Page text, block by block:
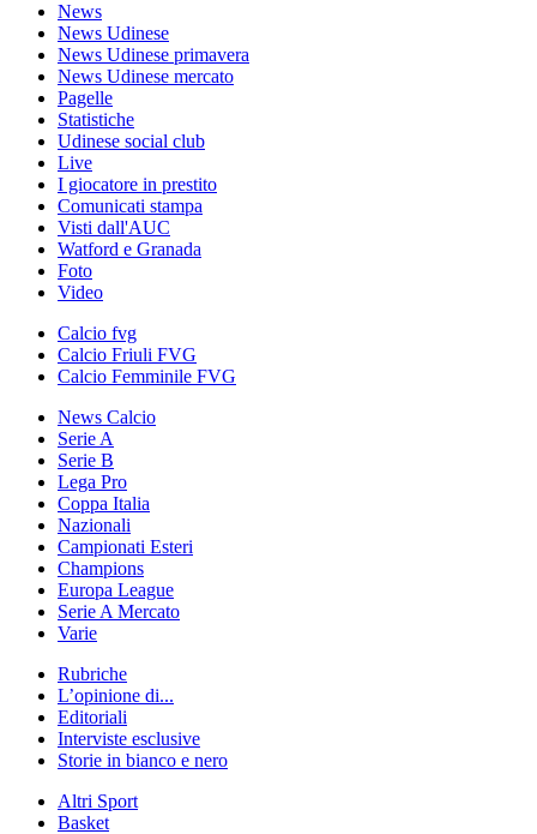
News
News Udinese
News Udinese primavera
News Udinese mercato
Pagelle
Statistiche
Udinese social club
Live
I giocatore in prestito
Comunicati stampa
Visti dall'AUC
Watford e Granada
Foto
Video
Calcio fvg
Calcio Friuli FVG
Calcio Femminile FVG
News Calcio
Serie A
Serie B
Lega Pro
Coppa Italia
Nazionali
Campionati Esteri
Champions
Europa League
Serie A Mercato
Varie
Rubriche
L’opinione di...
Editoriali
Interviste esclusive
Storie in bianco e nero
Altri Sport
Basket